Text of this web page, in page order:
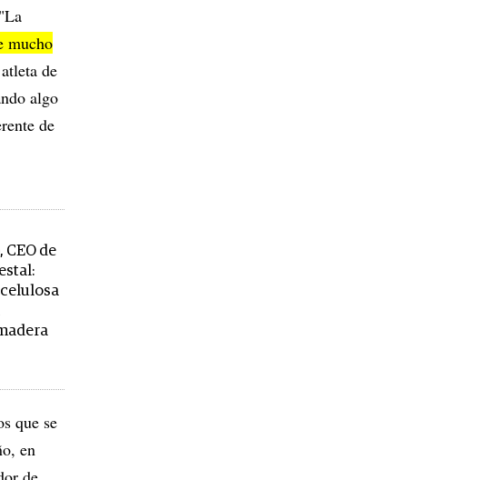
mucho
de
algo
de
de
que se
en